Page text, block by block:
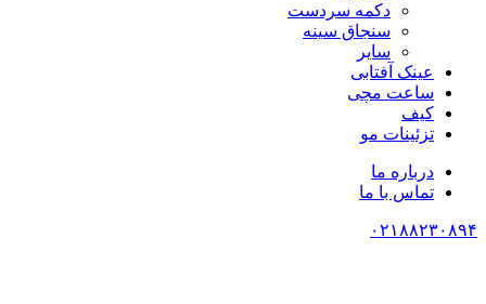
دکمه سردست
سنجاق سینه
سایر
عینک آفتابی
ساعت مچی
کیف
تزئینات مو
درباره ما
تماس با ما
۰۲۱۸۸۲۳۰۸۹۴